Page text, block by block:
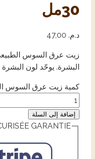
30مل
د.م.
زيت عرق السوس الطبيعي
البشرة. يوحّد لون
كمية زيت عرق السوس
إضافة إلى السلة
GARANTIE